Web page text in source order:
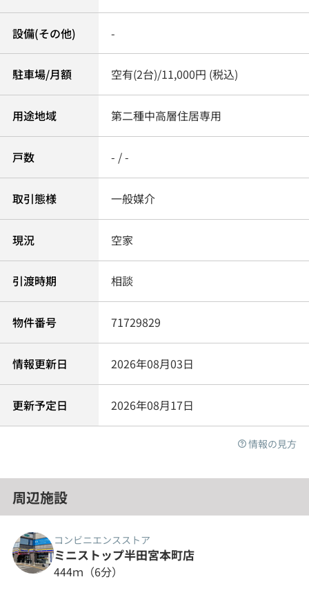
設備(その他) -
駐車場/月額 空有(2台)/11,000円 (税込)
用途地域 第二種中高層住居専用
戸数 - / -
取引態様 一般媒介
現況 空家
引渡時期 相談
物件番号 71729829
情報更新日 2026年08月03日
更新予定日 2026年08月17日
情報の見方
周辺施設
コンビニエンスストア
ミニストップ半田宮本町店
444ｍ（6分）